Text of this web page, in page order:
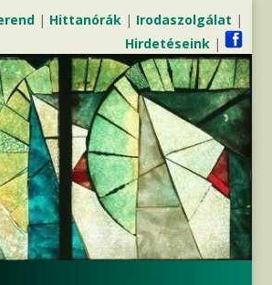
| Hittanórák| Irodaszolgálat |
Hirdetéseink|